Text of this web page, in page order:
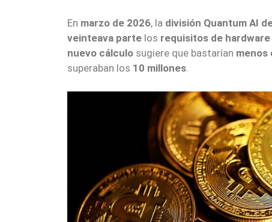
En marzo de 2026, la división Quantum AI
veinteava parte los requisitos de
nuevo cálculo sugiere que bastarían menos
superaban los 10 millones.